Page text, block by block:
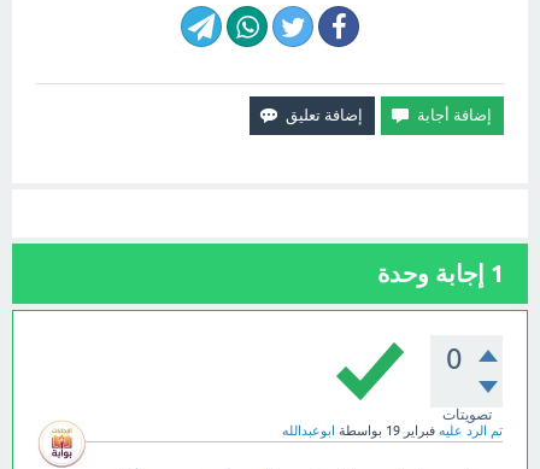
1 إجابة وحدة
0
تصويتات
تم الرد عليه فبراير 19 بواسطة ابوعبدالله